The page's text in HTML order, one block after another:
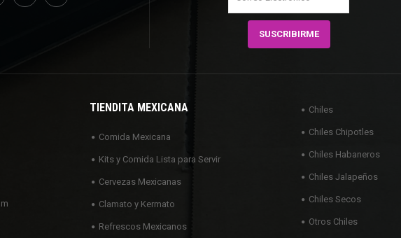
TIENDITA MEXICANA
Comida Mexicana
Kits y Comida Lista para Servir
Cervezas Mexicanas
Clamato y Kermato
Refrescos Mexicanos
Chiles
Chiles Chipotles
Chiles Habaneros
Chiles Jalapeños
Chiles Secos
Otros Chiles